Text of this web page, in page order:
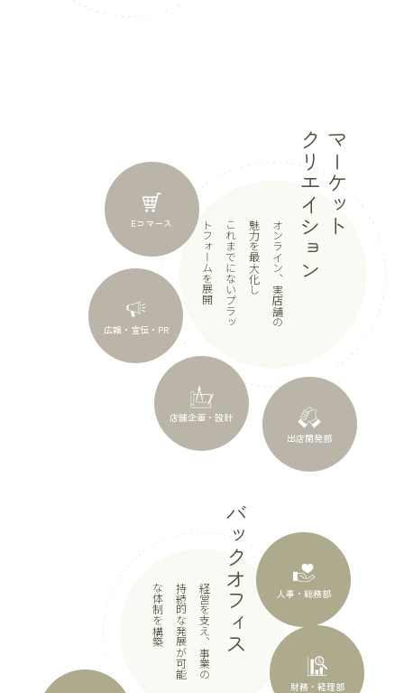
マーケット
クリエイション
オ
ン
ラ
イ
ン
、
実
店
舗
の
魅
力
を
最
大
化
し
こ
れ
ま
で
に
な
い
プ
ラ
ッ
ト
フ
ォ
ー
ム
を
展
開
Eコマース
広報・宣伝・PR
店舗企画・設計
出店開発部
バックオフィス
経
営
を
支
え
、
事
業
の
持
続
的
な
発
展
が
可
能
な
体
制
を
構
築 人事・総務部
財務・経理部